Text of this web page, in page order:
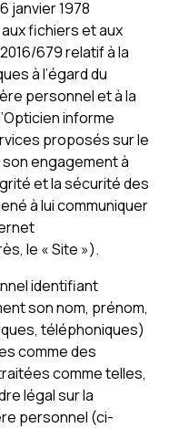
janvier 1978
fichiers et aux
679 relatif à la
à l’égard du
personnel et à la
informe
proposés sur le
engagement à
et la sécurité des
à lui communiquer
le « Site »).
identifiant
son nom, prénom,
téléphoniques)
comme des
comme telles,
légal sur la
personnel (ci-